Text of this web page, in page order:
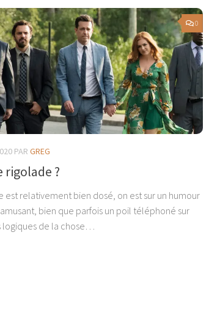
0
PAR GREG
rigolade ?
est relativement bien dosé, on est sur un humour
bien que parfois un poil téléphoné sur
de la chose…